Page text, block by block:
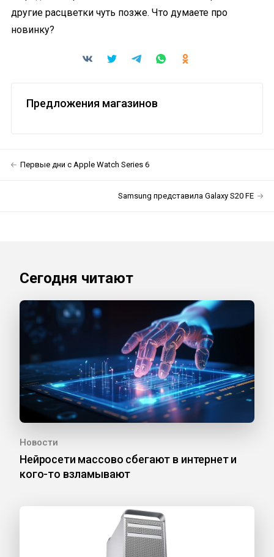
другие расцветки чуть позже. Что думаете про
новинку?
Предложения магазинов
Первые дни с Apple Watch Series 6
Samsung представила Galaxy S20 FE
Сегодня читают
Новости
Нейросети массово сбегают в интернет и
кого-то взламывают